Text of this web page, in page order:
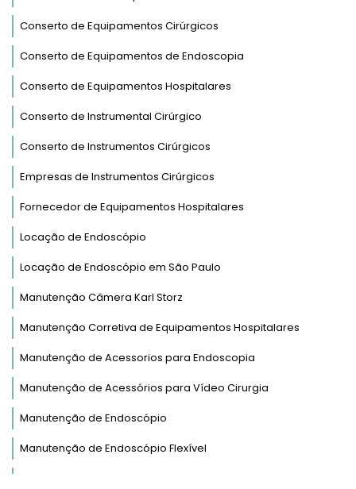
Conserto de Equipamentos Cirúrgicos
Conserto de Equipamentos de Endoscopia
Conserto de Equipamentos Hospitalares
Conserto de Instrumental Cirúrgico
Conserto de Instrumentos Cirúrgicos
Empresas de Instrumentos Cirúrgicos
Fornecedor de Equipamentos Hospitalares
Locação de Endoscópio
Locação de Endoscópio em São Paulo
Manutenção Câmera Karl Storz
Manutenção Corretiva de Equipamentos Hospitalares
Manutenção de Acessorios para Endoscopia
Manutenção de Acessórios para Vídeo Cirurgia
Manutenção de Endoscópio
Manutenção de Endoscópio Flexível